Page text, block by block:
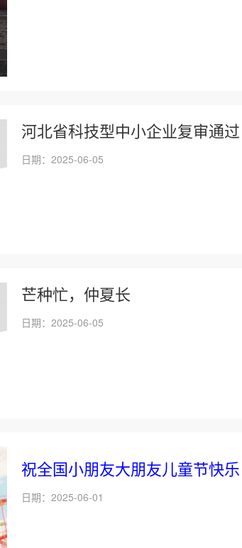
河北省科技型中小企业复审通过
日期：2025-06-05
芒种忙，仲夏长
日期：2025-06-05
祝全国小朋友大朋友儿童节快乐
日期：2025-06-01